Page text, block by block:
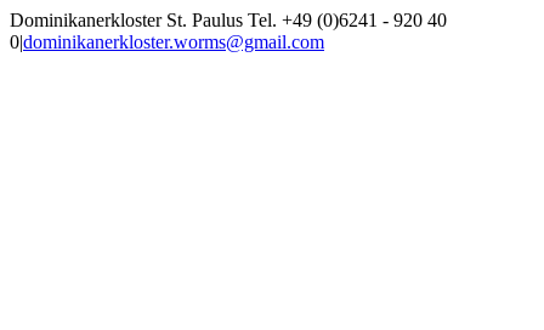
Zum
Inhalt
Dominikanerkloster St. Paulus Tel. +49 (0)6241 - 920 40
0|dominikanerkloster.worms@gmail.com